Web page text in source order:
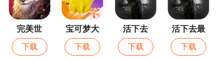
3、少女前线对我来说最有意思的地方在于各种
枪支的收集以及部分地图关卡的推图策略。游戏本
身的内容丰富，立绘与建模十分优秀但并不属于卖
完美世
界：诸神
之战
下载
宝可梦大
集结
下载
活下去
下载
活下去最
新版
下载